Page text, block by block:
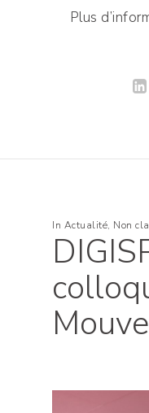
Plus
In Actualité, Non